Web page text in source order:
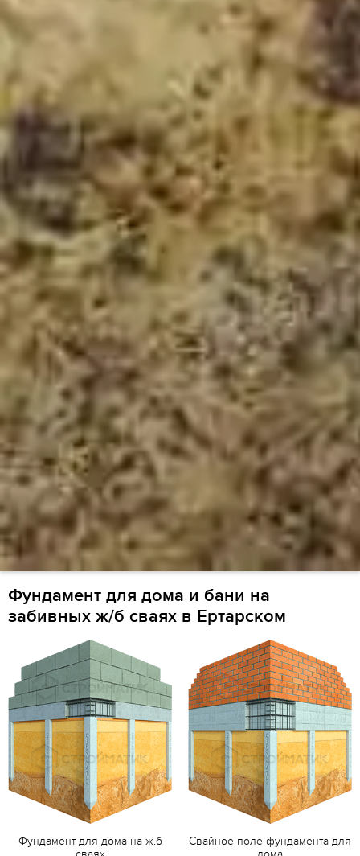
Фундамент для дома и бани на
забивных ж/б сваях в Ертарском
Фундамент для дома на ж.б
Свайное поле фундамента для